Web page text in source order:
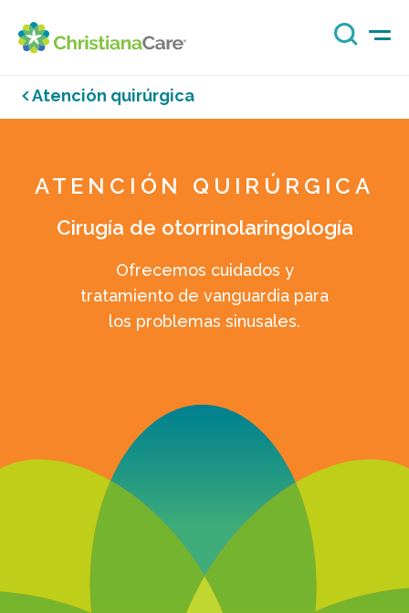
Atención quirúrgica
ATENCIÓN QUIRÚRGICA
Cirugía de otorrinolaringología
Ofrecemos cuidados y
tratamiento de vanguardia para
los problemas sinusales.